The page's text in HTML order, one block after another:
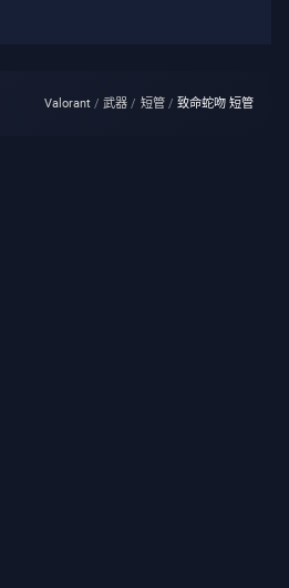
Valorant 武器 短管 致命蛇吻 短管